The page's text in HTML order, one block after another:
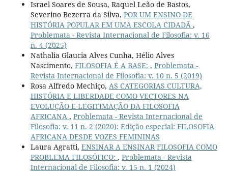
Israel Soares de Sousa, Raquel Leão de Bastos,
Severino Bezerra da Silva, POR UM ENSINO DE
HISTÓRIA POPULAR EM UMA ESCOLA CIDADÃ ,
Problemata - Revista Internacional de Filosofia: v. 16
n. 4 (2025)
Nathalia Glaucia Alves Cunha, Hélio Alves
Nascimento, FILOSOFIA É A BASE: , Problemata -
Revista Internacional de Filosofia: v. 10 n. 5 (2019)
Rosa Alfredo Mechiço, AS CATEGORIAS CULTURA,
HISTÓRIA E LIBERDADE COMO VECTORES NA
EVOLUÇÃO E LEGITIMAÇÃO DA FILOSOFIA
AFRICANA , Problemata - Revista Internacional de
Filosofia: v. 11 n. 2 (2020): Edição especial: FILOSOFIA
AFRICANA DESDE VOZES FEMININAS
Laura Agratti, ENSINAR A ENSINAR FILOSOFIA COMO
PROBLEMA FILOSÓFICO: , Problemata - Revista
Internacional de Filosofia: v. 15 n. 1 (2024)